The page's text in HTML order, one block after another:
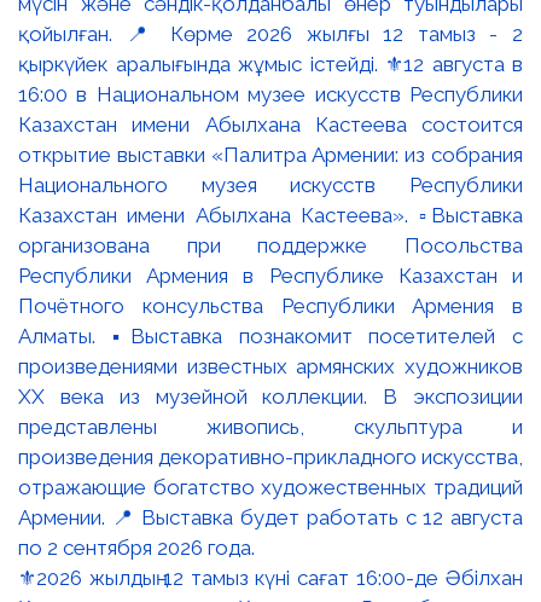
⚜️2026 жылдың 12 тамыз күні сағат 16:00-де Әбілхан